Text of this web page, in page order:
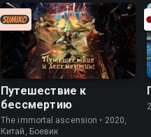
Путешествие к
бессмертию
The immortal ascension • 2020,
Китай, Боевик